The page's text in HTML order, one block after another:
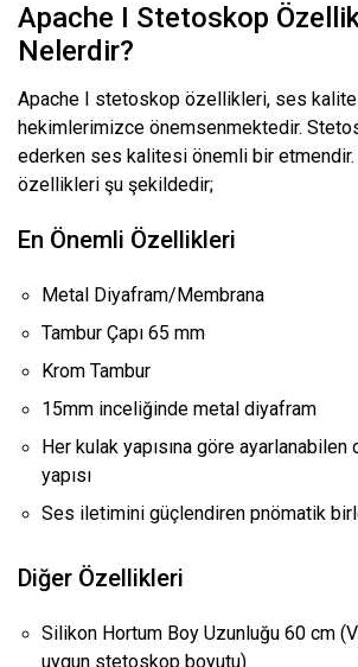
Apache I Stetoskop
Nelerdir?
Apache I stetoskop özellikleri, ses
hekimlerimizce önemsenmektedir.
ederken ses kalitesi önemli bir etmendir.
özellikleri şu şekildedir;
En Önemli Özellikleri
Metal Diyafram/Membrana
Tambur Çapı 65 mm
Krom Tambur
15mm inceliğinde metal diyafram
Her kulak yapısına göre ayarlanabilen
yapısı
Ses iletimini güçlendiren pnömatik
Diğer Özellikleri
Silikon Hortum Boy Uzunluğu 60 cm
uygun stetoskop boyutu)